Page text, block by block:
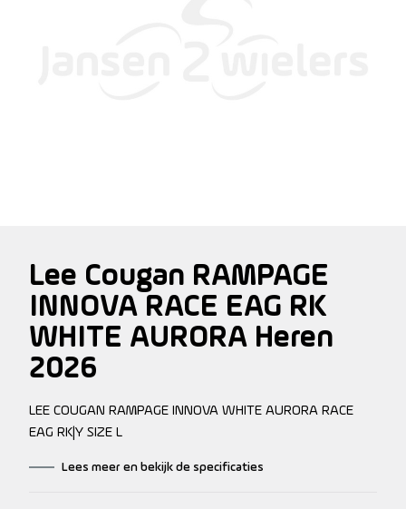
Lee Cougan RAMPAGE
INNOVA RACE EAG RK
WHITE AURORA Heren
2026
LEE COUGAN RAMPAGE INNOVA WHITE AURORA RACE
EAG RK|Y SIZE L
Lees meer en bekijk de specificaties